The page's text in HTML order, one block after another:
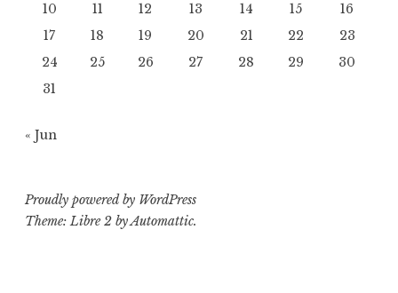
10
11 12 13 14 15
16
17
18 19 20 21 22
23
24
25 26 27 28 29
30
31
« Jun
Proudly powered by WordPress
Theme: Libre 2 byAutomattic.